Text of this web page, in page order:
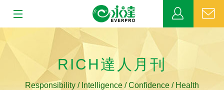
業務發展 RICH達人月刊
Responsibility / Intelligence / Confidence / Health